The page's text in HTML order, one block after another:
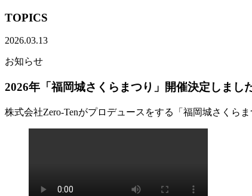
TOPICS
2026.03.13
お知らせ
2026年「福岡城さくらまつり」開催決定しまし
株式会社Zero-Tenがプロデュースをする「福岡城さくら